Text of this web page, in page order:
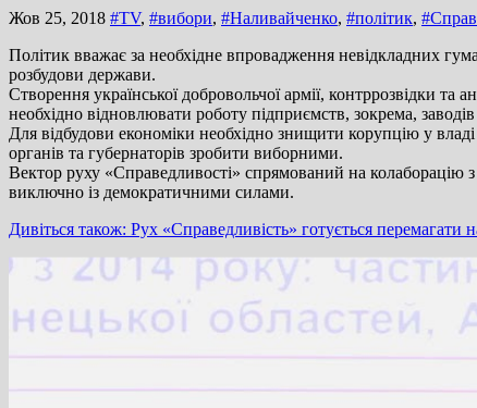
Жов 25, 2018 #TV, #вибори, #Наливайченко, #політик,
Політик вважає за необхідне впровадження невідкладних
розбудови держави.
Створення української добровольчої армії, контррозвідки
необхідно відновлювати роботу підприємств, зокрема,
Для відбудови економіки необхідно знищити корупцію у
органів та губернаторів зробити виборними.
Вектор руху «Справедливості» спрямований на
виключно із демократичними силами.
Дивіться також: Рух «Справедливість» готується перемагати